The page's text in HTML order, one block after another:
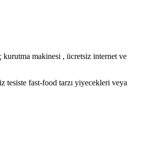
kurutma makinesi , ücretsiz internet ve
tesiste fast-food tarzı yiyecekleri veya